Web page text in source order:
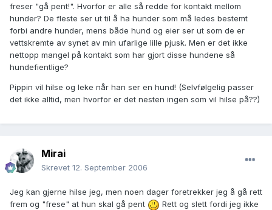
freser "gå pent!". Hvorfor er alle så redde for kontakt mellom
hunder? De fleste ser ut til å ha hunder som må ledes bestemt
forbi andre hunder, mens både hund og eier ser ut som de er
vettskremte av synet av min ufarlige lille pjusk. Men er det ikke
nettopp mangel på kontakt som har gjort disse hundene så
hundefientlige?
Pippin vil hilse og leke når han ser en hund! (Selvfølgelig passer
det ikke alltid, men hvorfor er det nesten ingen som vil hilse på??)
Mirai
Skrevet 12. September 2006
Jeg kan gjerne hilse jeg, men noen dager foretrekker jeg å gå rett
frem og "frese" at hun skal gå pent
Rett og slett fordi jeg ikke